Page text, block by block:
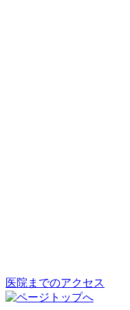
医院までのアクセス